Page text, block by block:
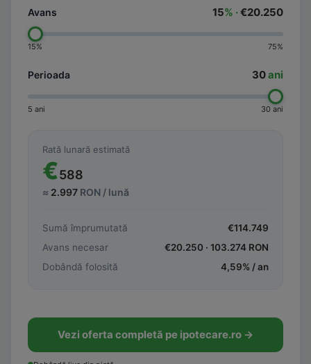
Avans 15% ·€20.250
15% 75%
Perioada 30ani
5 ani 30 ani
Rată lunară estimată
€588
≈ 2.997 RON / lună
Sumă împrumutată €114.749
Avans necesar
€20.250 · 103.274 RON
Dobândă folosită
4,59% / an
Vezi oferta completă pe ipotecare.ro →